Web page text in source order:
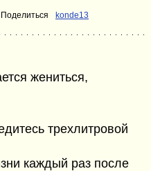
Поделиться konde13
жениться,
трехлитровой
каждый раз после